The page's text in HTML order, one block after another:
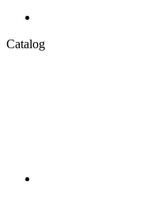
Catalog